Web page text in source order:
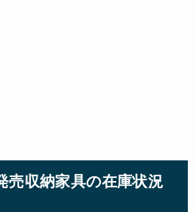
売収納家具の在庫状況